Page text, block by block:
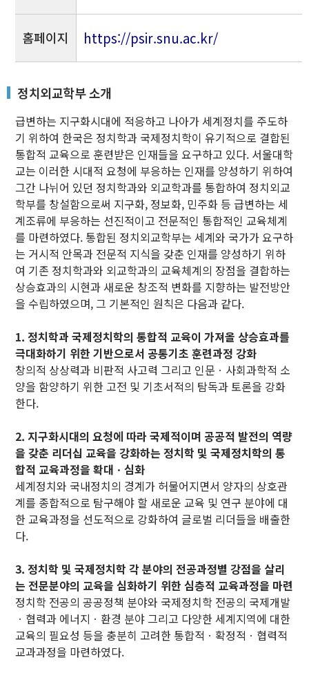
홈페이지 https://psir.snu.ac.kr/
정치외교학부 소개
급변하는 지구화시대에 적응하고 나아가 세계정치를 주도하
기 위하여 한국은 정치학과 국제정치학이 유기적으로 결합된
통합적 교육으로 훈련받은 인재들을 요구하고 있다. 서울대학
교는 이러한 시대적 요청에 부응하는 인재를 양성하기 위하여
그간 나뉘어 있던 정치학과와 외교학과를 통합하여 정치외교
학부를 창설함으로써 지구화, 정보화, 민주화 등 급변하는 세
계조류에 부응하는 선진적이고 전문적인 통합적인 교육체계
를 마련하였다. 통합된 정치외교학부는 세계와 국가가 요구하
는 거시적 안목과 전문적 지식을 갖춘 인재를 양성하기 위하
여 기존 정치학과와 외교학과의 교육체계의 장점을 결합하는
상승효과의 시현과 새로운 창조적 변화를 지향하는 발전방안
을 수립하였으며, 그 기본적인 원칙은 다음과 같다.
1. 정치학과 국제정치학의 통합적 교육이 가져올 상승효과를
극대화하기 위한 기반으로서 공통기초 훈련과정 강화
창의적 상상력과 비판적 사고력 그리고 인문ㆍ사회과학적 소
양을 함양하기 위한 고전 및 기초서적의 탐독과 토론을 강화
한다.
2. 지구화시대의 요청에 따라 국제적이며 공공적 발전의 역량
을 갖춘 리더십 교육을 강화하는 정치학 및 국제정치학의 통
합적 교육과정을 확대ㆍ심화
세계정치와 국내정치의 경계가 허물어지면서 양자의 상호관
계를 종합적으로 탐구해야 할 새로운 교육 및 연구 분야에 대
한 교육과정을 선도적으로 강화하여 글로벌 리더들을 배출한
다.
3. 정치학 및 국제정치학 각 분야의 전공과정별 강점을 살리
는 전문분야의 교육을 심화하기 위한 심층적 교육과정을 마련
정치학 전공의 공공정책 분야와 국제정치학 전공의 국제개발
ㆍ협력과 에너지ㆍ환경 분야 그리고 다양한 세계지역에 대한
교육의 필요성 등을 충분히 고려한 통합적ㆍ확정적ㆍ협력적
교과과정을 마련하였다.